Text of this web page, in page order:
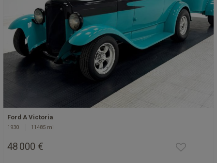
Ford A Victoria
1930 11485 mi
48 000 €